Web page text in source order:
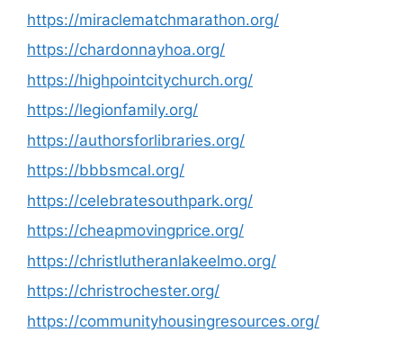
https://miraclematchmarathon.org/
https://chardonnayhoa.org/
https://highpointcitychurch.org/
https://legionfamily.org/
https://authorsforlibraries.org/
https://bbbsmcal.org/
https://celebratesouthpark.org/
https://cheapmovingprice.org/
https://christlutheranlakeelmo.org/
https://christrochester.org/
https://communityhousingresources.org/